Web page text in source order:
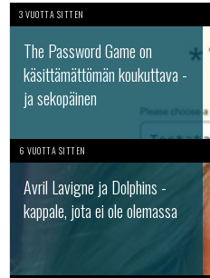
3 VUOTTA SITTEN
The Password Game on
käsittämättömän koukuttava -
ja sekopäinen
6 VUOTTA SITTEN
Avril Lavigne ja Dolphins -
kappale, jota ei ole olemassa